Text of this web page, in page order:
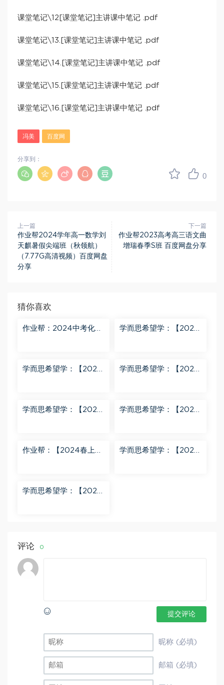
课堂笔记\12[课堂笔记]主讲课中笔记 .pdf
课堂笔记\13.[课堂笔记]主讲课中笔记 .pdf
课堂笔记\14.[课堂笔记]主讲课中笔记 .pdf
课堂笔记\15.[课堂笔记]主讲课中笔记 .pdf
课堂笔记\16.[课堂笔记]主讲课中笔记 .pdf
冯美 百度网
0
分享到：
上一篇
作业帮2024学年高一数学刘
天麒暑假尖端班（秋领航）
（7.77G高清视频）百度网盘
分享
下一篇
作业帮2023高考高三语文曲
增瑞春季S班 百度网盘分享
猜你喜欢
作业帮：2024中考化学
学而思希望学：【2024
学而思希望学：【2024
学而思希望学：【2024
学而思希望学：【2024
学而思希望学：【2023
作业帮：【2024春上】
学而思希望学：【2024
学而思希望学：【2023
评论 0
提交评论
昵称 (必填)
邮箱 (必填)